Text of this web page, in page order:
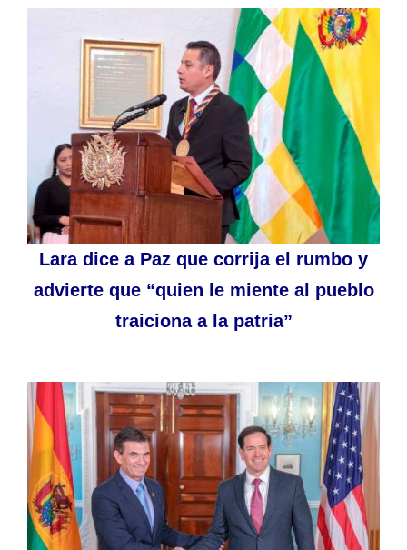
Lara dice a Paz que corrija el rumbo y
advierte que “quien le miente al pueblo
traiciona a la patria”